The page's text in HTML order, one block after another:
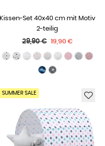
Kissen-Set 40x40 cm mit Motiv
2-teilig
Normaler
Preis
29,90 € 19,90 €
SUMMER SALE